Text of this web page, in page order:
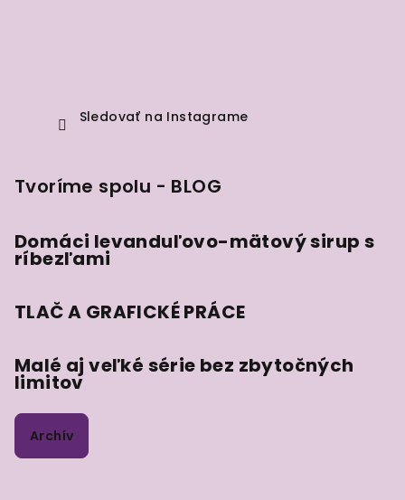
Sledovať na Instagrame
Tvoríme spolu - BLOG
Domáci levanduľovo-mätový sirup s
ríbezľami
TLAČ A GRAFICKÉ PRÁCE
Malé aj veľké série bez zbytočných
limitov
Archív